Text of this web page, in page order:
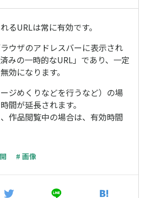
るURLは常に有効です。
ウザのアドレスバーに表示され
みの一時的なURL」であり、一定
効になります。
ジめくりなどを行うなど）の場
間が延長されます。
作品閲覧中の場合は、有効時間
# 画像